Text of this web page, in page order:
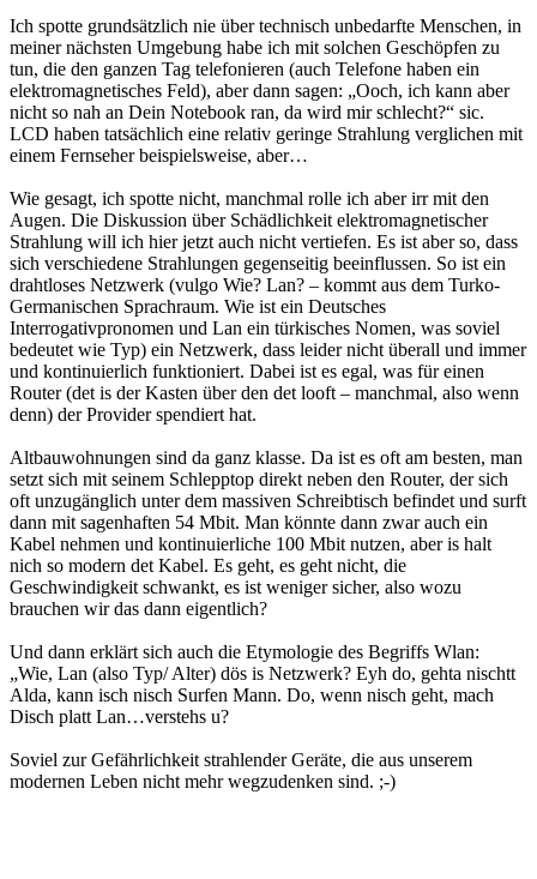
Ich spotte grundsätzlich nie über technisch unbedarfte Menschen, in
meiner nächsten Umgebung habe ich mit solchen Geschöpfen zu
tun, die den ganzen Tag telefonieren (auch Telefone haben ein
elektromagnetisches Feld), aber dann sagen: „Ooch, ich kann aber
nicht so nah an Dein Notebook ran, da wird mir schlecht?“ sic.
LCD haben tatsächlich eine relativ geringe Strahlung verglichen mit
einem Fernseher beispielsweise, aber…
Wie gesagt, ich spotte nicht, manchmal rolle ich aber irr mit den
Augen. Die Diskussion über Schädlichkeit elektromagnetischer
Strahlung will ich hier jetzt auch nicht vertiefen. Es ist aber so, dass
sich verschiedene Strahlungen gegenseitig beeinflussen. So ist ein
drahtloses Netzwerk (vulgo Wie? Lan? – kommt aus dem Turko-
Germanischen Sprachraum. Wie ist ein Deutsches
Interrogativpronomen und Lan ein türkisches Nomen, was soviel
bedeutet wie Typ) ein Netzwerk, dass leider nicht überall und immer
und kontinuierlich funktioniert. Dabei ist es egal, was für einen
Router (det is der Kasten über den det looft – manchmal, also wenn
denn) der Provider spendiert hat.
Altbauwohnungen sind da ganz klasse. Da ist es oft am besten, man
setzt sich mit seinem Schlepptop direkt neben den Router, der sich
oft unzugänglich unter dem massiven Schreibtisch befindet und surft
dann mit sagenhaften 54 Mbit. Man könnte dann zwar auch ein
Kabel nehmen und kontinuierliche 100 Mbit nutzen, aber is halt
nich so modern det Kabel. Es geht, es geht nicht, die
Geschwindigkeit schwankt, es ist weniger sicher, also wozu
brauchen wir das dann eigentlich?
Und dann erklärt sich auch die Etymologie des Begriffs Wlan:
„Wie, Lan (also Typ/ Alter) dös is Netzwerk? Eyh do, gehta nischtt
Alda, kann isch nisch Surfen Mann. Do, wenn nisch geht, mach
Disch platt Lan…verstehs u?
Soviel zur Gefährlichkeit strahlender Geräte, die aus unserem
modernen Leben nicht mehr wegzudenken sind. ;-)